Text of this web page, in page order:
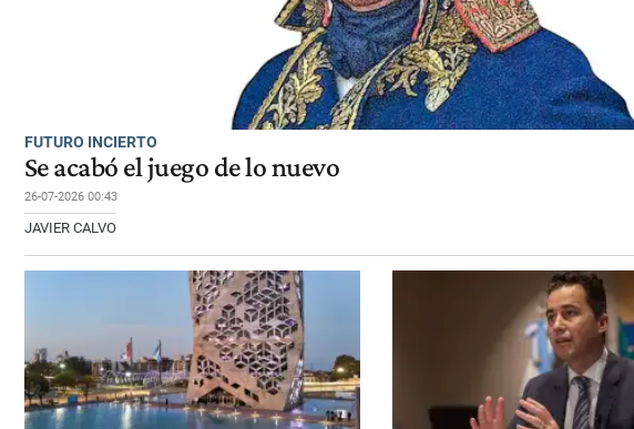
FUTURO INCIERTO
Se acabó el juego de lo nuevo
26-07-2026 00:43
JAVIER CALVO